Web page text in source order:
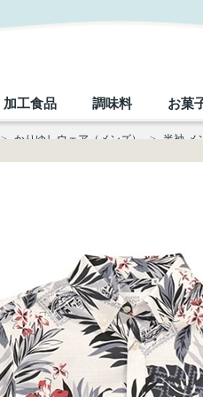
加工食品 調味料 お菓
> かりゆしウェア（メンズ） > 半袖 メ